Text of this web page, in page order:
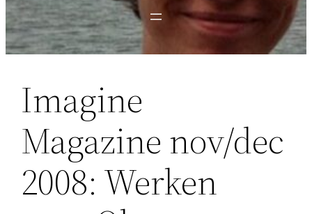
Imagine
Magazine nov/dec
2008: Werken